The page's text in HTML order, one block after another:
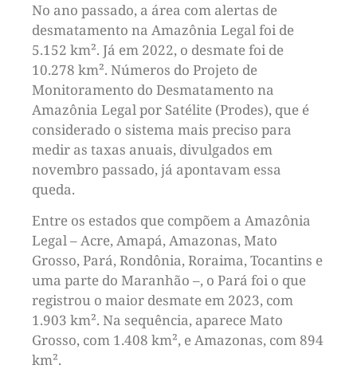
No ano passado, a área com alertas de
desmatamento na Amazônia Legal foi de
5.152 km². Já em 2022, o desmate foi de
10.278 km². Números do Projeto de
Monitoramento do Desmatamento na
Amazônia Legal por Satélite (Prodes), que é
considerado o sistema mais preciso para
medir as taxas anuais, divulgados em
novembro passado, já apontavam essa
queda.
Entre os estados que compõem a Amazônia
Legal – Acre, Amapá, Amazonas, Mato
Grosso, Pará, Rondônia, Roraima, Tocantins e
uma parte do Maranhão –, o Pará foi o que
registrou o maior desmate em 2023, com
1.903 km². Na sequência, aparece Mato
Grosso, com 1.408 km², e Amazonas, com 894
km².